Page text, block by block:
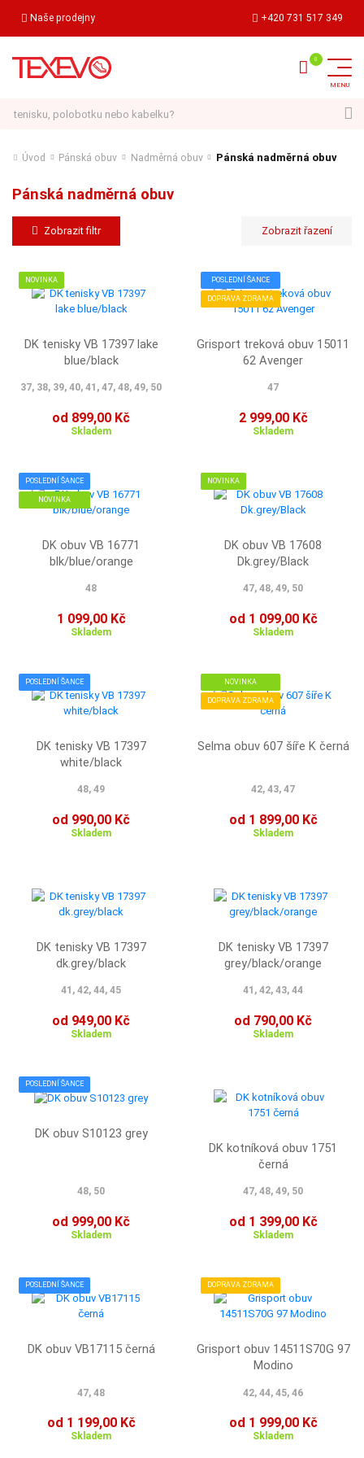
Naše prodejny +420 731 517 349
Úvod Pánská obuv Nadměrná obuv Pánská nadměrná obuv
Pánská nadměrná obuv
Zobrazit filtr
NOVINKA
DK tenisky VB 17397 lake
blue/black
37, 38, 39, 40, 41, 47, 48, 49, 50
od 899,00 Kč
Skladem
POSLEDNÍ ŠANCE
DOPRAVA ZDRAMA
Grisport treková obuv 15011
62 Avenger
47
2 999,00 Kč
Skladem
POSLEDNÍ ŠANCE
NOVINKA
DK obuv VB 16771
blk/blue/orange
48
1 099,00 Kč
Skladem
NOVINKA
DK obuv VB 17608
Dk.grey/Black
47, 48, 49, 50
od 1 099,00 Kč
Skladem
POSLEDNÍ ŠANCE
DK tenisky VB 17397
white/black
48, 49
od 990,00 Kč
Skladem
NOVINKA
DOPRAVA ZDRAMA
Selma obuv 607 šíře K černá
42, 43, 47
od 1 899,00 Kč
Skladem
DK tenisky VB 17397
dk.grey/black
41, 42, 44, 45
od 949,00 Kč
Skladem
DK tenisky VB 17397
grey/black/orange
41, 42, 43, 44
od 790,00 Kč
Skladem
POSLEDNÍ ŠANCE
DK obuv S10123 grey
48, 50
od 999,00 Kč
Skladem
DK kotníková obuv 1751
černá
47, 48, 49, 50
od 1 399,00 Kč
Skladem
POSLEDNÍ ŠANCE
DK obuv VB17115 černá
47, 48
od 1 199,00 Kč
Skladem
DOPRAVA ZDRAMA
Grisport obuv 14511S70G 97
Modino
42, 44, 45, 46
od 1 999,00 Kč
Skladem